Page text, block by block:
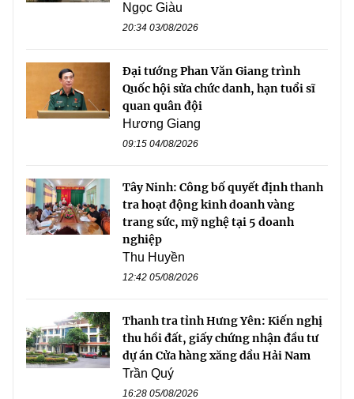
Ngọc Giàu
20:34 03/08/2026
Đại tướng Phan Văn Giang trình
Quốc hội sửa chức danh, hạn tuổi sĩ
quan quân đội
Hương Giang
09:15 04/08/2026
Tây Ninh: Công bố quyết định thanh
tra hoạt động kinh doanh vàng
trang sức, mỹ nghệ tại 5 doanh
nghiệp
Thu Huyền
12:42 05/08/2026
Thanh tra tỉnh Hưng Yên: Kiến nghị
thu hồi đất, giấy chứng nhận đầu tư
dự án Cửa hàng xăng dầu Hải Nam
Trần Quý
16:28 05/08/2026